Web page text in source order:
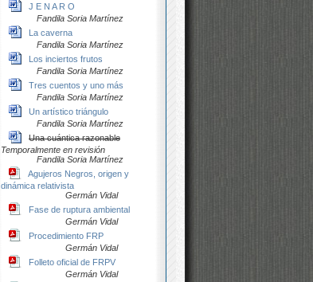
J E N A R O
Fandila Soria Martínez
La caverna
Fandila Soria Martínez
Los inciertos frutos
Fandila Soria Martínez
Tres cuentos y uno más
Fandila Soria Martínez
Un artístico triángulo
Fandila Soria Martínez
Una cuántica razonable
Temporalmente en revisión
Fandila Soria Martínez
Agujeros Negros, origen y
dinámica relativista
Germán Vidal
Fase de ruptura ambiental
Germán Vidal
Procedimiento FRP
Germán Vidal
Folleto oficial de FRPV
Germán Vidal